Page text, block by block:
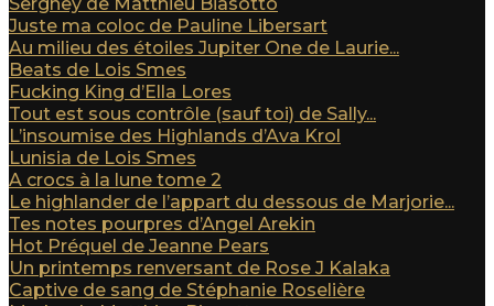
Juste ma coloc de Pauline Libersart
Au milieu des étoiles Jupiter One de Laurie...
Beats de Lois Smes
Fucking King d’Ella Lores
Tout est sous contrôle (sauf toi) de Sally...
L’insoumise des Highlands d’Ava Krol
Lunisia de Lois Smes
A crocs à la lune tome 2
Le highlander de l’appart du dessous de Marjorie...
Tes notes pourpres d’Angel Arekin
Hot Préquel de Jeanne Pears
Un printemps renversant de Rose J Kalaka
Captive de sang de Stéphanie Roselière